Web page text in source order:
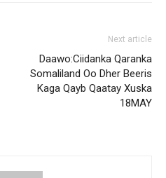
Next article
Daawo:Ciidanka Qaranka
Somaliland Oo Dher Beeris
Kaga Qayb Qaatay Xuska
18MAY